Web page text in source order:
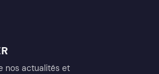
nos actualités et